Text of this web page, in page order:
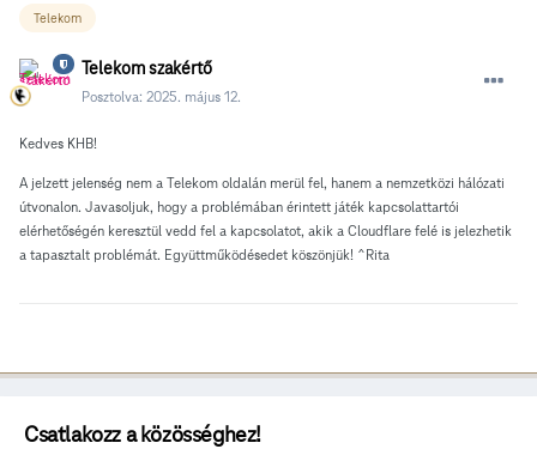
Telekom
Telekom szakértő
Posztolva: 2025. május 12.
Kedves KHB!
A jelzett jelenség nem a Telekom oldalán merül fel, hanem a nemzetközi hálózati
útvonalon. Javasoljuk, hogy a problémában érintett játék kapcsolattartói
elérhetőségén keresztül vedd fel a kapcsolatot, akik a Cloudflare felé is jelezhetik
a tapasztalt problémát. Együttműködésedet köszönjük! ^Rita
Csatlakozz a közösséghez!